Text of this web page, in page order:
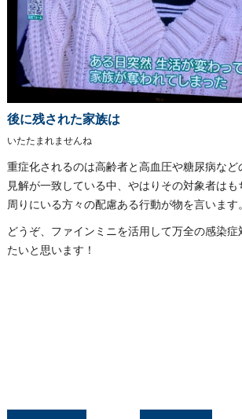
後に残された家族は
いたたまれませんね
重症化されるのは高齢者と高血圧や糖尿病な
見解が一致している中、やはりその対象者は
周りにいる方々の配慮ある行動が物を言います。
どうぞ、ファインミニを活用して万全の感染
たいと思います！